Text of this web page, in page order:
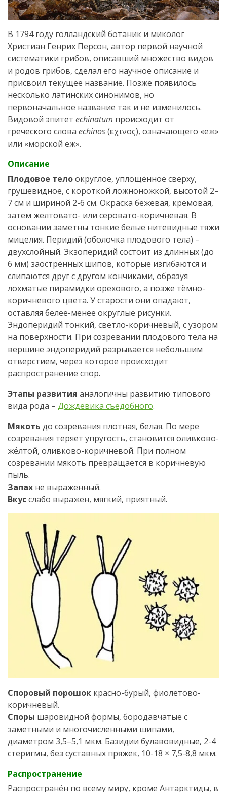
В 1794 году голландский ботаник и миколог
Христиан Генрих Персон, автор первой научной
систематики грибов, описавший множество видов
и родов грибов, сделал его научное описание и
присвоил текущее название. Позже появилось
несколько латинских синонимов, но
первоначальное название так и не изменилось.
Видовой эпитет echinatum происходит от
греческого слова echinos(εχινος), означающего «еж»
или «морской еж».
Описание
Плодовое телоокруглое, уплощённое сверху,
грушевидное, с короткой ложноножкой, высотой 2–
7 см и шириной 2-6 см. Окраска бежевая, кремовая,
затем желтовато- или серовато-коричневая. В
основании заметны тонкие белые нитевидные тяжи
мицелия. Перидий (оболочка плодового тела) –
двухслойный. Экзоперидий состоит из длинных (до
6 мм) заострённых шипов, которые изгибаются и
слипаются друг с другом кончиками, образуя
лохматые пирамидки орехового, а позже тёмно-
коричневого цвета. У старости они опадают,
оставляя белее-менее округлые рисунки.
Эндоперидий тонкий, светло-коричневый, с узором
на поверхности. При созревании плодового тела на
вершине эндоперидий разрывается небольшим
отверстием, через которое происходит
распространение спор.
Этапы развития аналогичны развитию типового
вида рода – Дождевика съедобного.
Мякоть до созревания плотная, белая. По мере
созревания теряет упругость, становится оливково-
жёлтой, оливково-коричневой. При полном
созревании мякоть превращается в коричневую
пыль.
Запах не выраженный.
Вкусслабо выражен, мягкий, приятный.
Споровый порошок красно-бурый, фиолетово-
коричневый.
Споры шаровидной формы, бородавчатые с
заметными и многочисленными шипами,
диаметром 3,5–5,1 мкм. Базидии булавовидные, 2-4
стеригмы, без суставных пряжек, 10-18 × 7,5-8,8 мкм.
Распространение
Распространён по всему миру, кроме Антарктиды, в